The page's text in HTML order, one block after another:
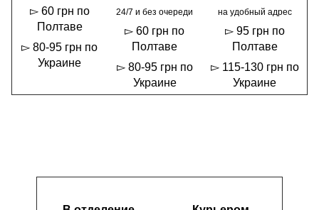
▻ 60 грн по
Полтаве
▻ 80-95 грн по
Украине
24/7 и без очереди
▻ 60 грн по
Полтаве
▻ 80-95 грн по
Украине
на удобный адрес
▻ 95 грн по
Полтаве
▻ 115-130 грн по
Украине